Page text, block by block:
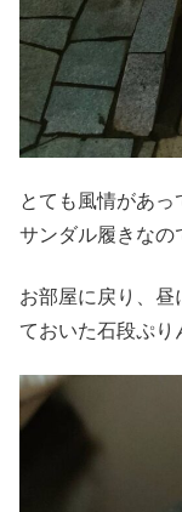
とても風情があ
サンダル履きなの
お部屋に戻り、昼
ておいた石段ぷり